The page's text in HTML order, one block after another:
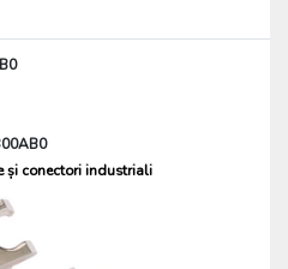
și conectori industriali